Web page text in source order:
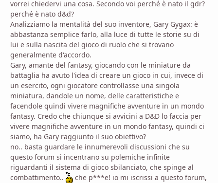
vorrei chiedervi una cosa. Secondo voi perché è nato il gdr?
perché è nato d&d?
Analizziamo la mentalità del suo inventore, Gary Gygax: è
abbastanza semplice farlo, alla luce di tutte le storie su di
lui e sulla nascita del gioco di ruolo che si trovano
generalmente d'accordo.
Gary, amante del fantasy, giocando con le miniature da
battaglia ha avuto l'idea di creare un gioco in cui, invece di
un esercito, ogni giocatore controllasse una singola
miniatura, dandole un nome, delle caratteristiche e
facendole quindi vivere magnifiche avventure in un mondo
fantasy. Credo che chiunque si avvicini a D&D lo faccia per
vivere magnifiche avventure in un mondo fantasy, quindi ci
siamo, ha Gary raggiunto il suo obiettivo?
no.. basta guardare le innumerevoli discussioni che su
questo forum si incentrano su polemiche infinite
riguardanti il sistema di gioco sbilanciato, che spinge al
combattimento..
che p***e! io mi iscrissi a questo forum,